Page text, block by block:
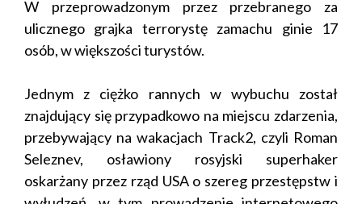
W przeprowadzonym przez przebranego za
ulicznego grajka terrorystę zamachu ginie 17
osób, w większości turystów.
Jednym z ciężko rannych w wybuchu został
znajdujący się przypadkowo na miejscu zdarzenia,
przebywający na wakacjach Track2, czyli Roman
Seleznev, osławiony rosyjski superhaker
oskarżany przez rząd USA o szereg przestępstw i